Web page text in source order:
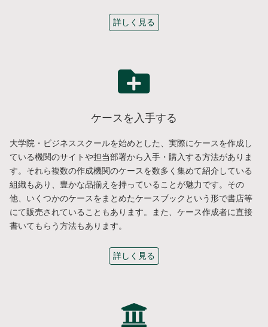
詳しく見る
ケースを入手する
大学院・ビジネススクールを始めとした、実際にケースを作成し
ている機関のサイトや担当部署から入手・購入する方法がありま
す。それら複数の作成機関のケースを数多く集めて紹介している
組織もあり、豊かな品揃えを持っていることが魅力です。その
他、いくつかのケースをまとめたケースブックという形で書店等
にて販売されていることもあります。また、ケース作成者に直接
書いてもらう方法もあります。
詳しく見る